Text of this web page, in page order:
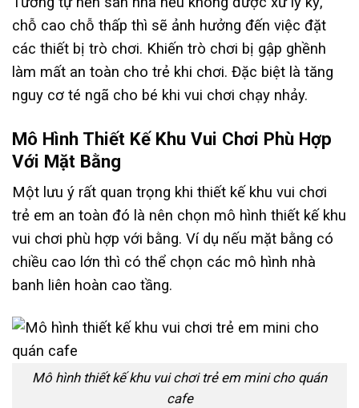
chỗ cao chỗ thấp thì sẽ ảnh hưởng đến việc đặt
các thiết bị trò chơi. Khiến trò chơi bị gập ghềnh
làm mất an toàn cho trẻ khi chơi. Đặc biệt là tăng
nguy cơ té ngã cho bé khi vui chơi chạy nhảy.
Mô Hình Thiết Kế Khu Vui Chơi Phù Hợp
Với Mặt Bằng
Một lưu ý rất quan trọng khi thiết kế khu vui chơi
trẻ em an toàn đó là nên chọn mô hình thiết kế khu
vui chơi phù hợp với bằng. Ví dụ nếu mặt bằng có
chiều cao lớn thì có thể chọn các mô hình nhà
banh liên hoàn cao tầng.
Mô hình thiết kế khu vui chơi trẻ em mini cho quán
cafe